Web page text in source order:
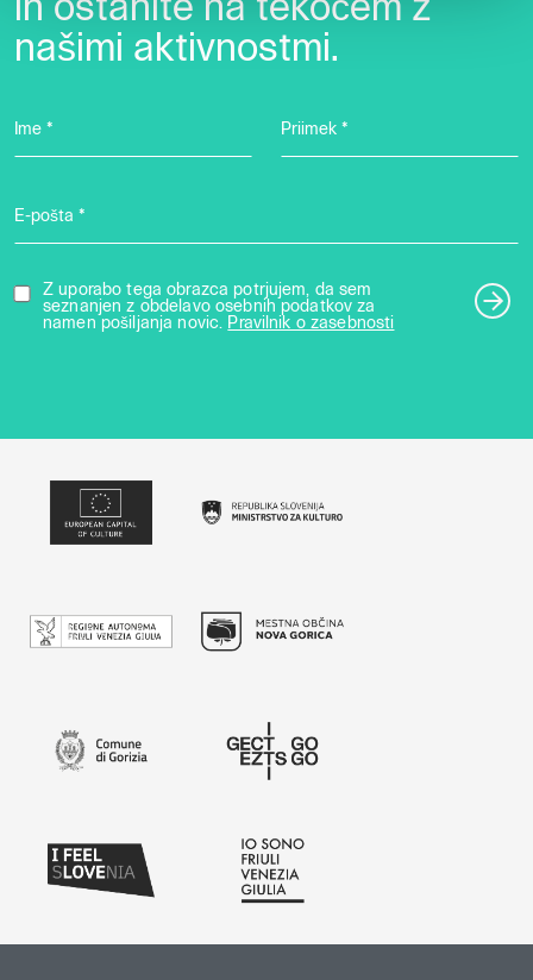
in ostanite na tekočem z
našimi aktivnostmi.
Ime * Priimek *
E-pošta *
Z uporabo tega obrazca potrjujem, da sem
seznanjen z obdelavo osebnih podatkov za
namen pošiljanja novic. Pravilnik o zasebnosti